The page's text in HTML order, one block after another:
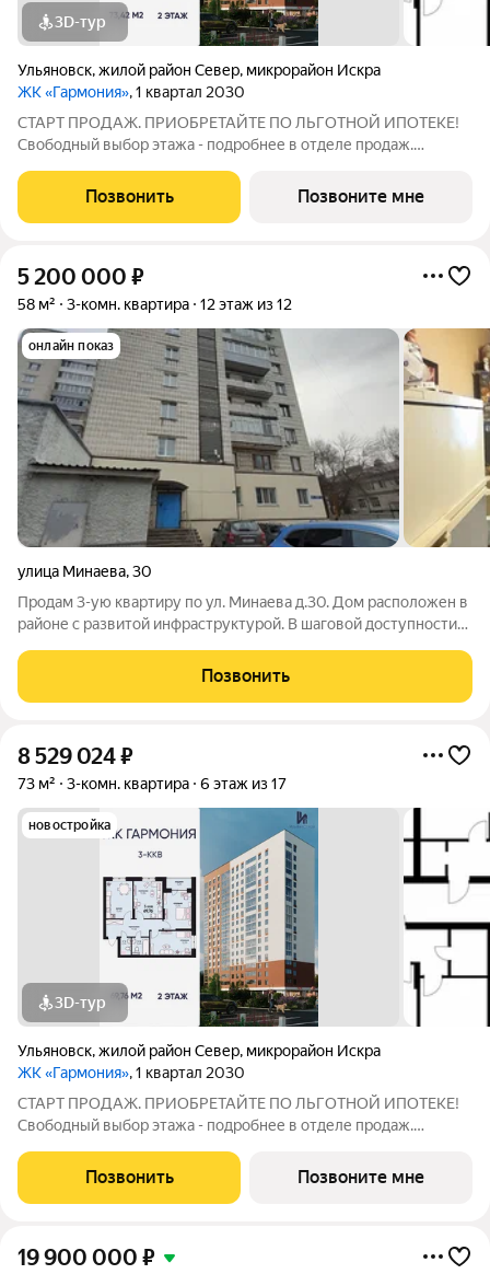
3D-тур
Ульяновск,жилой район Север, микрорайон Искра
ЖК «Гармония», 1 квартал 2030
СТАРТ ПРОДАЖ. ПРИОБРЕТАЙТЕ ПО ЛЬГОТНОЙ ИПОТЕКЕ!
Свободный выбор этажа - подробнее в отделе продаж.
для большой семьи, где каждому найдётся своё пространство:
отдельные комнаты для детей и
Позвонить Позвоните мне
5 200 000 ₽
58 м² 3-комн. квартира 12 этаж из 12
онлайн показ
улица Минаева,30
Продам 3-ую квартиру по ул. Минаева д.30. Дом расположен в
районе с развитой инфраструктурой. В шаговой доступности
аптеки, поликлиники, банки, мфц. Квартира в хорошем
состоянии. Пластиковые
Позвонить
8 529 024₽
73 м² 3-комн. квартира 6 этаж из 17
новостройка
3D-тур
Ульяновск,жилой район Север, микрорайон Искра
ЖК «Гармония», 1 квартал 2030
СТАРТ ПРОДАЖ. ПРИОБРЕТАЙТЕ ПО ЛЬГОТНОЙ ИПОТЕКЕ!
Свободный выбор этажа - подробнее в отделе продаж.
для большой семьи, где каждому найдётся своё пространство:
отдельные комнаты для детей и
Позвонить Позвоните мне
19 900 000 ₽